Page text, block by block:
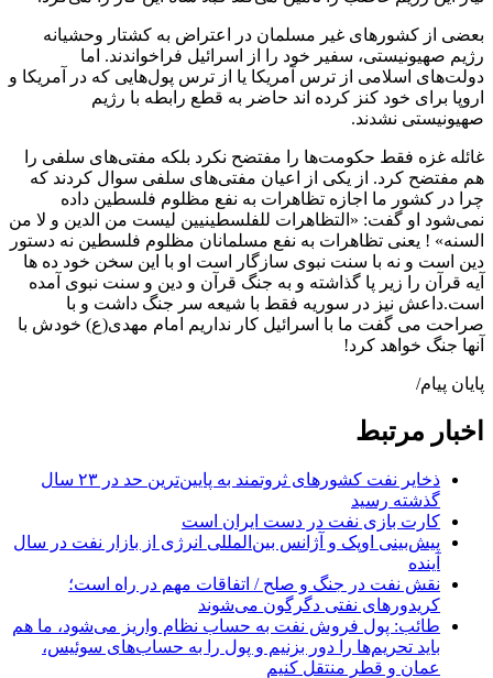
بعضی از کشورهای غیر مسلمان در اعتراض به کشتار وحشیانه
رژیم صهیونیستی، سفیر خود را از اسرائیل فراخواندند. اما
دولت‌های اسلامی از ترس آمریکا یا از ترس پول‌هایی که در آمریکا و
اروپا برای خود کنز کرده اند حاضر به قطع رابطه با رژیم
صهیونیستی نشدند.
غائله غزه فقط حکومت‌ها را مفتضح نکرد بلکه مفتی‌های سلفی را
هم مفتضح کرد. از یکی از اعیان مفتی‌های سلفی سوال کردند که
چرا در کشور ما اجازه تظاهرات به نفع مظلوم فلسطین داده
نمی‌شود او گفت: «التظاهرات للفلسطینیین لیست من الدین و لا من
السنه» ! یعنی تظاهرات به نفع مسلمانان مظلوم فلسطین نه دستور
دین است و نه با سنت نبوی سازگار است او با این سخن خود ده ها
آیه قرآن را زیر پا گذاشته و به جنگ قرآن و دین و سنت نبوی آمده
است.داعش نیز در سوریه فقط با شیعه سر جنگ داشت و با
صراحت می گفت ما با اسرائیل کار نداریم امام مهدی(ع) خودش با
آنها جنگ خواهد کرد!
پایان پیام/
اخبار مرتبط
ذخایر نفت کشورهای ثروتمند به پایین‌ترین حد در ۲۳ سال
گذشته رسید
کارت بازی نفت در دست ایران است
پیش‌بینی اوپک و آژانس بین‌المللی انرژی از بازار نفت در سال
آینده
نقش نفت در جنگ و صلح / اتفاقات مهم در راه است؛
کریدورهای نفتی دگرگون می‌شوند
طائب: پول فروش نفت به حساب نظام واریز می‌شود، ما هم
باید تحریم‌ها را دور بزنیم و پول را به حساب‌های سوئیس،
عمان و قطر منتقل کنیم